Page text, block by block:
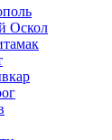
Оскол